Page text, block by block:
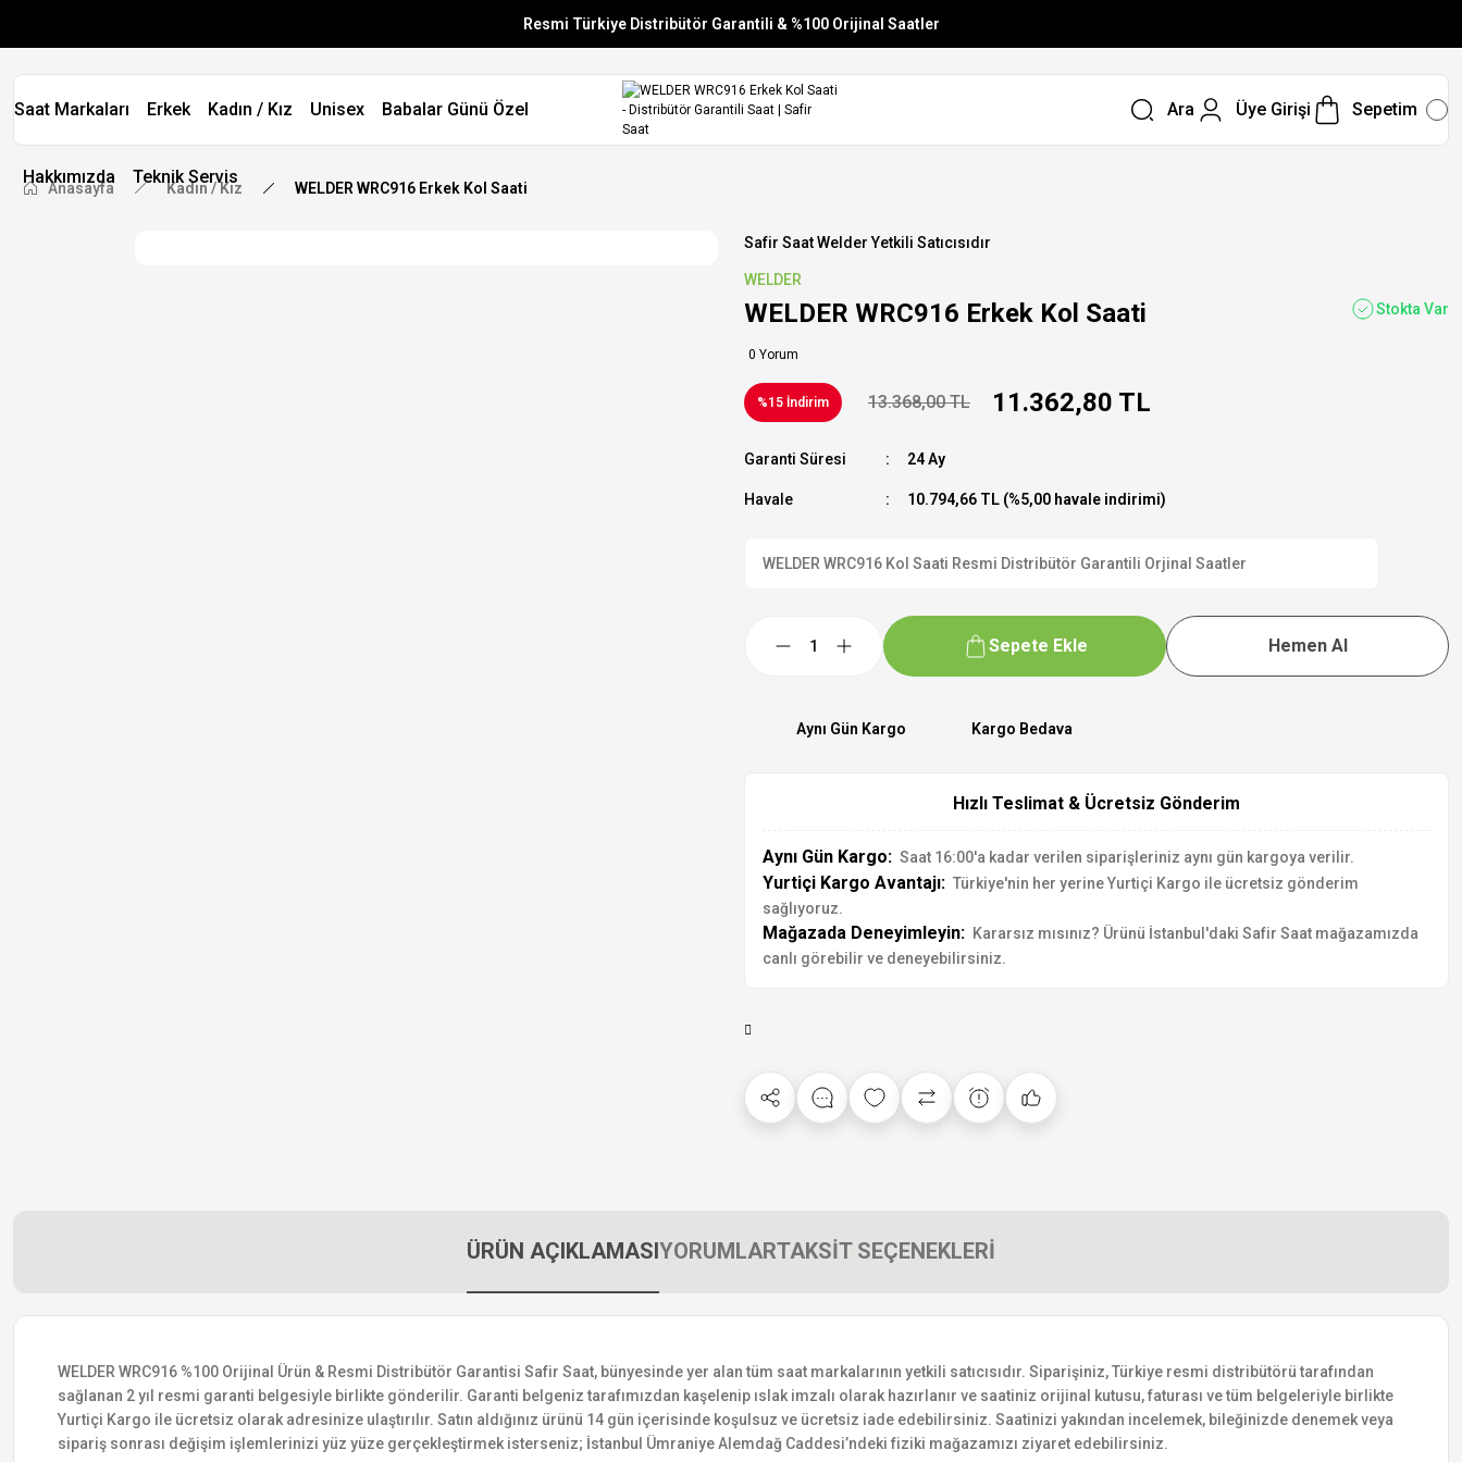
Resmi Türkiye Distribütör Garantili & %100 Orijinal Saatler
Vade Farksız 6 Taksit
Aynı Gün Stoktan Gönderim
Saat Markaları Erkek Kadın / Kız Unisex Babalar Günü Özel
Hakkımızda Teknik Servis
Ara Üye Girişi Sepetim
Anasayfa Kadın / Kız WELDER WRC916 Erkek Kol Saati
Safir Saat Welder Yetkili Satıcısıdır
WELDER
WELDER WRC916 Erkek Kol Saati
0 Yorum
Stokta Var
%15 İndirim 13.368,00 TL 11.362,80 TL
Garanti Süresi 24 Ay
Havale 10.794,66 TL (%5,00 havale indirimi)
WELDER WRC916 Kol Saati Resmi Distribütör Garantili Orjinal Saatler
Sepete Ekle Hemen Al
Aynı Gün Kargo Kargo Bedava
Hızlı Teslimat & Ücretsiz Gönderim
Aynı Gün Kargo: Saat 16:00'a kadar verilen siparişleriniz aynı gün kargoya verilir.
Yurtiçi Kargo Avantajı: Türkiye'nin her yerine Yurtiçi Kargo ile ücretsiz gönderim
sağlıyoruz.
Mağazada Deneyimleyin: Kararsız mısınız? Ürünü İstanbul'daki Safir Saat mağazamızda
canlı görebilir ve deneyebilirsiniz.
ÜRÜN AÇIKLAMASIYORUMLARTAKSİT SEÇENEKLERİ
WELDER WRC916 %100 Orijinal Ürün & Resmi Distribütör Garantisi Safir Saat, bünyesinde yer alan tüm saat markalarının yetkili satıcısıdır. Siparişiniz, Türkiye resmi distribütörü tarafından
sağlanan 2 yıl resmi garanti belgesiyle birlikte gönderilir. Garanti belgeniz tarafımızdan kaşelenip ıslak imzalı olarak hazırlanır ve saatiniz orijinal kutusu, faturası ve tüm belgeleriyle birlikte
Yurtiçi Kargo ile ücretsiz olarak adresinize ulaştırılır. Satın aldığınız ürünü 14 gün içerisinde koşulsuz ve ücretsiz iade edebilirsiniz. Saatinizi yakından incelemek, bileğinizde denemek veya
sipariş sonrası değişim işlemlerinizi yüz yüze gerçekleştirmek isterseniz; İstanbul Ümraniye Alemdağ Caddesi’ndeki fiziki mağazamızı ziyaret edebilirsiniz.